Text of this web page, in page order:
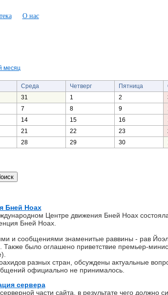
О нас
месяц
Среда Четверг Пятница
31 1 2
7 8 9
14 15 16
21 22 23
28 29 30
Бней Ноах
Центре движения Бней Ноах
Бней Ноах.
и сообщениями знаменитые раввины - рав
Также было оглашено приветствие премьер-
разных стран, обсуждены актуальные
официально не принималось.
сервера
части сайта, в результате чего должно